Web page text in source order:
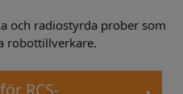
och radiostyrda prober som
robottillverkare.